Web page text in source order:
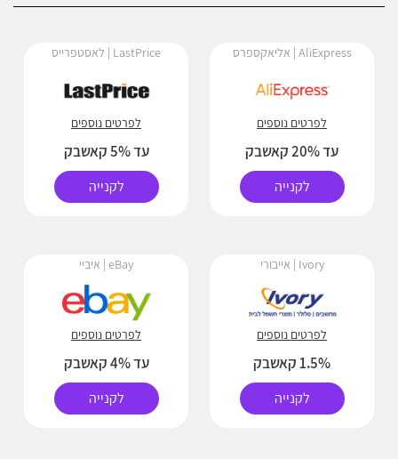
AliExpress | אליאקספרס
לפרטים נוספים
עד 20% קאשבק
לקנייה
LastPrice | לאסטפרייס
לפרטים נוספים
עד 5% קאשבק
לקנייה
Ivory | אייבורי
לפרטים נוספים
1.5% קאשבק
לקנייה
eBay | איביי
לפרטים נוספים
עד 4% קאשבק
לקנייה